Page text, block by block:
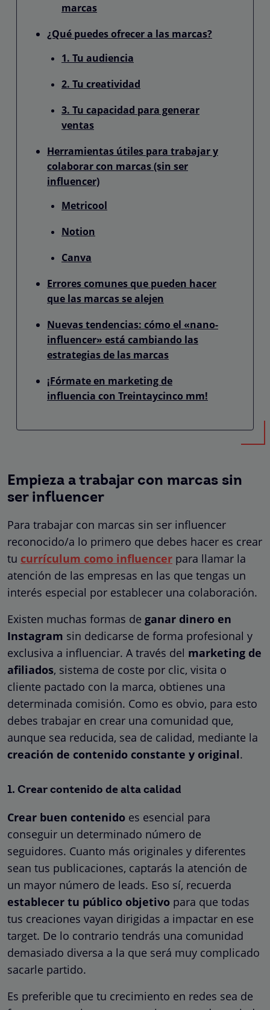
marcas
¿Qué puedes ofrecer a las marcas?
1. Tu audiencia
2. Tu creatividad
3. Tu capacidad para generar
ventas
Herramientas útiles para trabajar y
colaborar con marcas (sin ser
influencer)
Metricool
Notion
Canva
Errores comunes que pueden hacer
que las marcas se alejen
Nuevas tendencias: cómo el «nano-
influencer» está cambiando las
estrategias de las marcas
¡Fórmate en marketing de
influencia con Treintaycinco mm!
Empieza a trabajar con marcas sin
ser influencer
Para trabajar con marcas sin ser influencer
reconocido/a lo primero que debes hacer es crear
tu currículum como influencer para llamar la
atención de las empresas en las que tengas un
interés especial por establecer una colaboración.
Existen muchas formas de ganar dinero en
Instagram sin dedicarse de forma profesional y
exclusiva a influenciar. A través del marketing de
afiliados, sistema de coste por clic, visita o
cliente pactado con la marca, obtienes una
determinada comisión. Como es obvio, para esto
debes trabajar en crear una comunidad que,
aunque sea reducida, sea de calidad, mediante la
creación de contenido constante y original.
1. Crear contenido de alta calidad
Crear buen contenido es esencial para
conseguir un determinado número de
seguidores. Cuanto más originales y diferentes
sean tus publicaciones, captarás la atención de
un mayor número de leads. Eso sí, recuerda
establecer tu público objetivo para que todas
tus creaciones vayan dirigidas a impactar en ese
target. De lo contrario tendrás una comunidad
demasiado diversa a la que será muy complicado
sacarle partido.
Es preferible que tu crecimiento en redes sea de